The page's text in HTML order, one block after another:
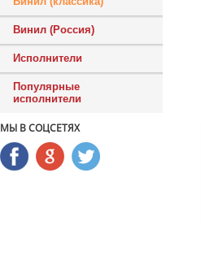
Винил (Россия)
Исполнители
Популярные
исполнители
МЫ В СОЦСЕТЯХ